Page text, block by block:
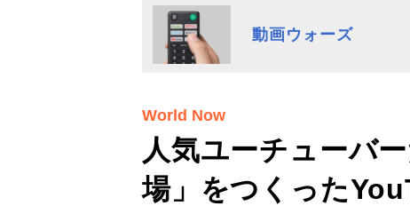
動画ウォーズ
人気ユーチューバ
場」をつくった
World Now